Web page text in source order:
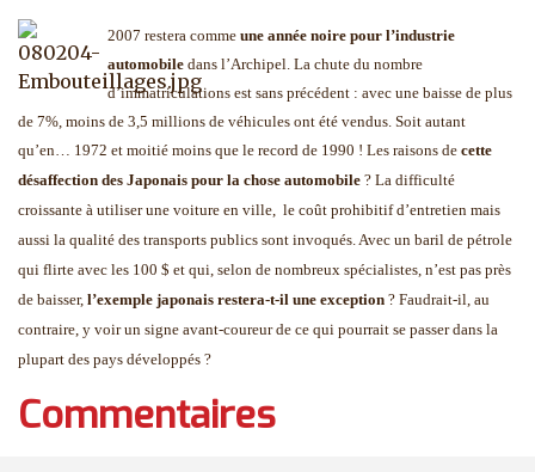
2007 restera comme une année noire pour l’industrie
automobile dans l’Archipel. La chute du nombre
d’immatriculations est sans précédent : avec une baisse de plus
de 7%, moins de 3,5 millions de véhicules ont été vendus. Soit autant
qu’en… 1972 et moitié moins que le record de 1990 ! Les raisons de cette
désaffection des Japonais pour la chose automobile ? La difficulté
croissante à utiliser une voiture en ville, le coût prohibitif d’entretien mais
aussi la qualité des transports publics sont invoqués. Avec un baril de pétrole
qui flirte avec les 100 $ et qui, selon de nombreux spécialistes, n’est pas près
de baisser, l’exemple japonais restera-t-il une exception ? Faudrait-il, au
contraire, y voir un signe avant-coureur de ce qui pourrait se passer dans la
plupart des pays développés ?
Commentaires